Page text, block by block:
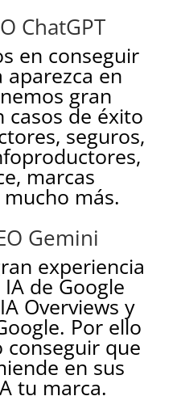
ChatGPT
en conseguir
en
gran
casos de éxito
seguros,
marcas
más.
Gemini
experiencia
de Google
Overviews y
Por ello
conseguir que
en sus
tu marca.